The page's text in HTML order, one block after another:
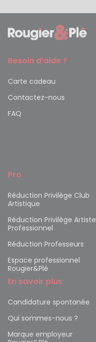
Besoin d’aide ?
Carte cadeau
Contactez-nous
FAQ
Pro
Réduction Privilège Club
Artistique
Réduction Privilège Artiste
Professionnel
Réduction Professeurs
Espace professionnel
Rougier&Plé
En savoir plus
Candidature spontanée
Qui sommes-nous ?
Marque employeur